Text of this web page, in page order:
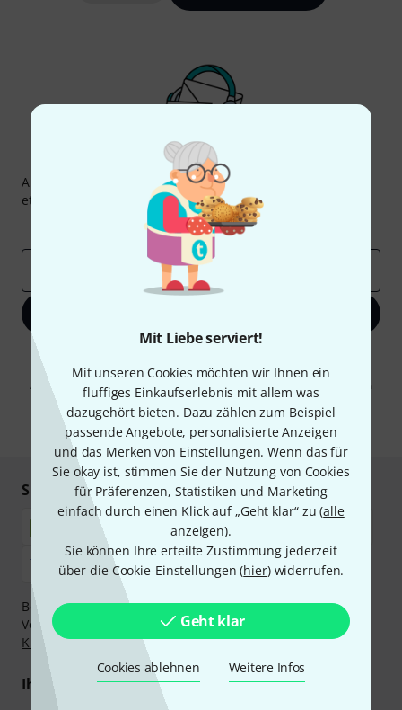
Mit Liebe serviert!
Mit unseren Cookies möchten wir Ihnen ein
fluffiges Einkaufserlebnis mit allem was
dazugehört bieten. Dazu zählen zum Beispiel
passende Angebote, personalisierte Anzeigen
und das Merken von Einstellungen. Wenn das für
Sie okay ist, stimmen Sie der Nutzung von Cookies
für Präferenzen, Statistiken und Marketing
einfach durch einen Klick auf „Geht klar“ zu (alle
anzeigen).
Sie können Ihre erteilte Zustimmung jederzeit
über die Cookie-Einstellungen (hier) widerrufen.
Geht klar
Cookies ablehnen Weitere Infos
Thomann Newsletter
Abonniere den Thomann Newsletter und gewinne mit
etwas Glück einen von 50 Gutscheinenüber jeweils
Inspirierende Beiträge
Deals
Mit Klick auf „Jetzt anmelden“ stimmen Sie dem Erhalt von E-Mail-
Werbung und einer Messung des E-Mail-Nutzungsverhaltens zu. Die
Abmeldung ist jederzeit möglich. Weitere Informationen finden Sie in
unserenDatenschutzhinweisen.
* Pflichtfeld
Sicher einkaufen & bezahlen
Bezahlen Sie vertraulich und sicher per Nachnahme,
Vorkasse, PayPal, Amazon Pay,Klarna Sofort bezahlen
,
Klarna Ratenzahlungoder Kreditkarte.
Ihre Vorteile